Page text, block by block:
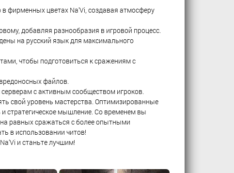
фирменных цветах Na'Vi, создавая атмосферу
добавляя разнообразия в игровой процесс.
на русский язык для максимального
чтобы подготовиться к сражениям с
файлов.
с активным сообществом игроков.
свой уровень мастерства. Оптимизированные
стратегическое мышление. Со временем вы
равных сражаться с более опытными
в использовании читов!
и станьте лучшим!